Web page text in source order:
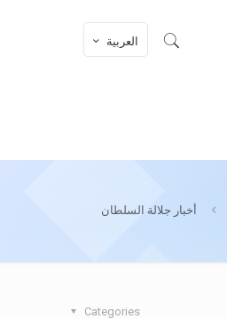
العربية
أخبار جلالة السلطان
Categories